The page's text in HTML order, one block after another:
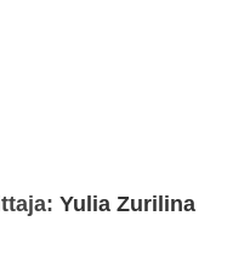
Yulia Zurilina